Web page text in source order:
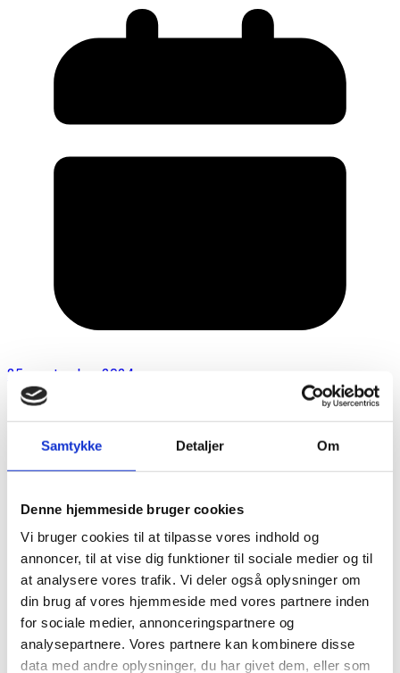
Samtykke Detaljer Om
Denne hjemmeside bruger cookies
Vi bruger cookies til at tilpasse vores indhold og
annoncer, til at vise dig funktioner til sociale medier og til
at analysere vores trafik. Vi deler også oplysninger om
din brug af vores hjemmeside med vores partnere inden
for sociale medier, annonceringspartnere og
analysepartnere. Vores partnere kan kombinere disse
data med andre oplysninger, du har givet dem, eller som
25. september 2024